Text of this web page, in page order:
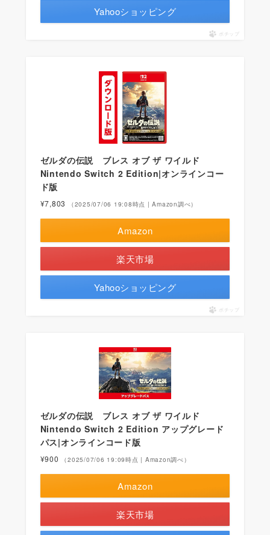
Yahooショッピング
ポチップ
ゼルダの伝説 ブレス オブ ザ ワイルド
Nintendo Switch 2 Edition|オンラインコー
ド版
¥7,803 （2025/07/06 19:08時点 | Amazon調べ）
Amazon
楽天市場
Yahooショッピング
ポチップ
ゼルダの伝説 ブレス オブ ザ ワイルド
Nintendo Switch 2 Edition アップグレード
パス|オンラインコード版
¥900 （2025/07/06 19:09時点 | Amazon調べ）
Amazon
楽天市場